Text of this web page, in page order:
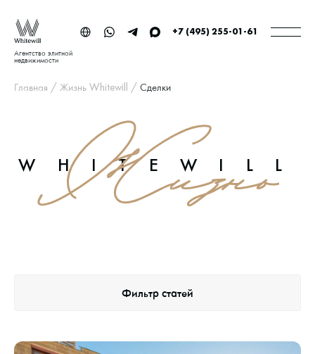
Агентство элитной
недвижимости
+7 (495) 255-01-61
Главная / Жизнь Whitewill / Сделки
WHITEWILL
Фильтр статей